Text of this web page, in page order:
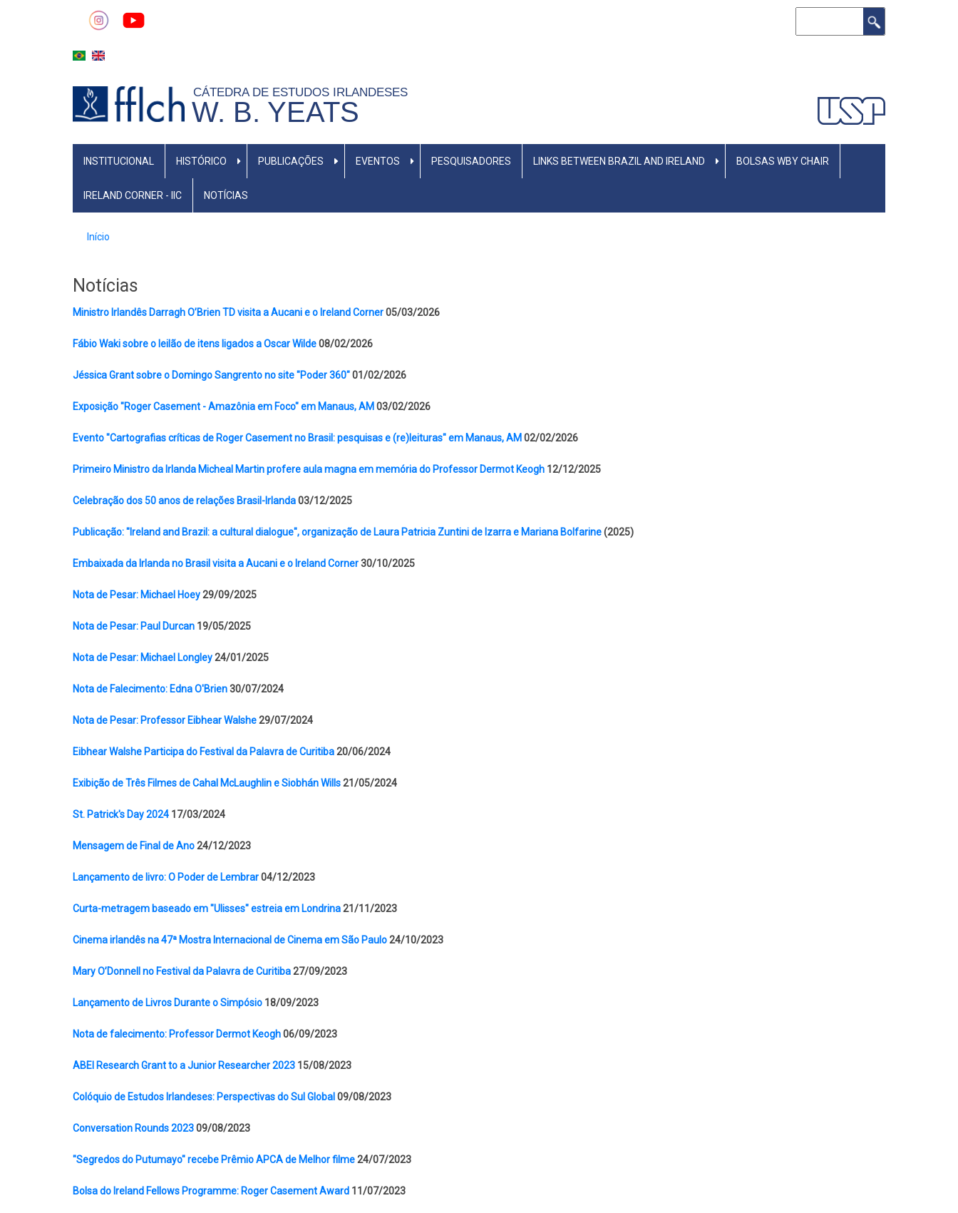
CÁTEDRA DE ESTUDOS IRLANDESES
W. B. YEATS
MAIN
INSTITUCIONAL HISTÓRICO PUBLICAÇÕES EVENTOS PESQUISADORES LINKS BETWEEN BRAZIL AND IRELAND BOLSAS WBY CHAIR
IRELAND CORNER - IIC NOTÍCIAS
Trilha
Início
Notícias
Ministro Irlandês Darragh O’Brien TD visita a Aucani e o Ireland Corner05/03/2026
Fábio Waki sobre o leilão de itens ligados a Oscar Wilde08/02/2026
Jéssica Grant sobre o Domingo Sangrento no site "Poder 360"01/02/2026
Exposição "Roger Casement - Amazônia em Foco" em Manaus, AM 03/02/2026
Evento "Cartografias críticas de Roger Casement no Brasil: pesquisas e (re)leituras" em Manaus, AM 02/02/2026
Primeiro Ministro da Irlanda Micheal Martin profere aula magna em memória do Professor Dermot Keogh 12/12/2025
Celebração dos 50 anos de relações Brasil-Irlanda03/12/2025
Publicação: "Ireland and Brazil: a cultural dialogue", organização de Laura Patricia Zuntini de Izarra e Mariana Bolfarine(2025)
Embaixada da Irlanda no Brasil visita a Aucani e o Ireland Corner30/10/2025
Nota de Pesar: Michael Hoey29/09/2025
Nota de Pesar: Paul Durcan 19/05/2025
Nota de Pesar: Michael Longley24/01/2025
Nota de Falecimento: Edna O'Brien30/07/2024
Nota de Pesar: Professor Eibhear Walshe29/07/2024
Eibhear Walshe Participa do Festival da Palavra de Curitiba20/06/2024
Exibição de Três Filmes de Cahal McLaughlin e Siobhán Wills21/05/2024
St. Patrick's Day 2024 17/03/2024
Mensagem de Final de Ano24/12/2023
Lançamento de livro: O Poder de Lembrar04/12/2023
Curta-metragem baseado em "Ulisses" estreia em Londrina21/11/2023
Cinema irlandês na 47ª Mostra Internacional de Cinema em São Paulo24/10/2023
Mary O’Donnell no Festival da Palavra de Curitiba27/09/2023
Lançamento de Livros Durante o Simpósio 18/09/2023
Nota de falecimento: Professor Dermot Keogh06/09/2023
ABEI Research Grant to a Junior Researcher 2023 15/08/2023
Colóquio de Estudos Irlandeses: Perspectivas do Sul Global 09/08/2023
Conversation Rounds 202309/08/2023
"Segredos do Putumayo" recebe Prêmio APCA de Melhor filme24/07/2023
Bolsa do Ireland Fellows Programme: Roger Casement Award 11/07/2023